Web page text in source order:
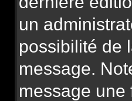
un
possibilité de
message.
message une